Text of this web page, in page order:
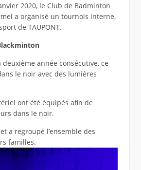
2020, le Club de Badminton
a organisé un tournois interne,
de TAUPONT.
année consécutive, ce
le noir avec des lumières
ont été équipés afin de
dans le noir.
a regroupé l’ensemble des
familles.